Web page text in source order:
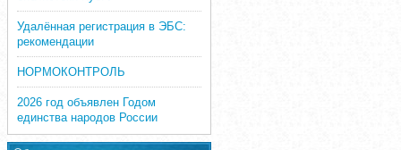
Удалённая регистрация в ЭБС:
рекомендации
НОРМОКОНТРОЛЬ
2026 год объявлен Годом
единства народов России